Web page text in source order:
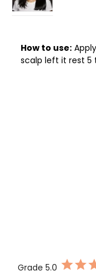
How to use:
scalp left it rest 5
Grade 5.0